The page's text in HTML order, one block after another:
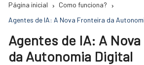
Página inicial
Como funciona?
Agentes de IA: A Nova Fronteira da
Agentes de IA: A
da Autonomia Digital